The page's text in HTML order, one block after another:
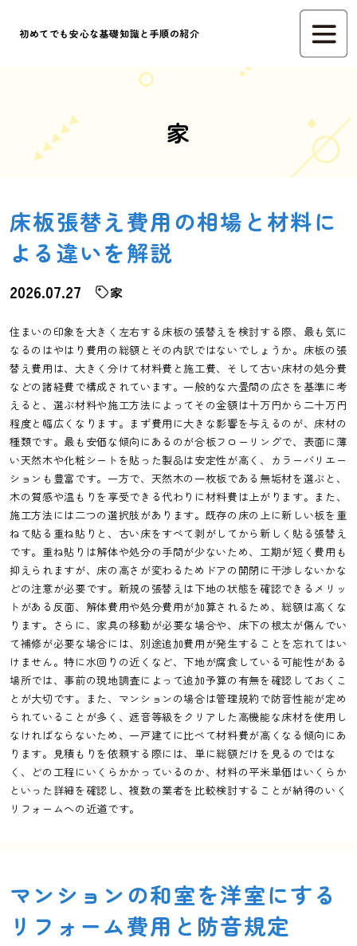
初めてでも安心な基礎知識と手順の紹介
家
床板張替え費用の相場と材料に
よる違いを解説
2026.07.27 家
住まいの印象を大きく左右する床板の張替えを検討する際、最も気に
なるのはやはり費用の総額とその内訳ではないでしょうか。床板の張
替え費用は、大きく分けて材料費と施工費、そして古い床材の処分費
などの諸経費で構成されています。一般的な六畳間の広さを基準に考
えると、選ぶ材料や施工方法によってその金額は十万円から二十万円
程度と幅広くなります。まず費用に大きな影響を与えるのが、床材の
種類です。最も安価な傾向にあるのが合板フローリングで、表面に薄
い天然木や化粧シートを貼った製品は安定性が高く、カラーバリエー
ションも豊富です。一方で、天然木の一枚板である無垢材を選ぶと、
木の質感や温もりを享受できる代わりに材料費は上がります。また、
施工方法には二つの選択肢があります。既存の床の上に新しい板を重
ねて貼る重ね貼りと、古い床をすべて剥がしてから新しく貼る張替え
です。重ね貼りは解体や処分の手間が少ないため、工期が短く費用も
抑えられますが、床の高さが変わるためドアの開閉に干渉しないかな
どの注意が必要です。新規の張替えは下地の状態を確認できるメリッ
トがある反面、解体費用や処分費用が加算されるため、総額は高くな
ります。さらに、家具の移動が必要な場合や、床下の根太が傷んでい
て補修が必要な場合には、別途追加費用が発生することを忘れてはい
けません。特に水回りの近くなど、下地が腐食している可能性がある
場所では、事前の現地調査によって追加予算の有無を確認しておくこ
とが大切です。また、マンションの場合は管理規約で防音性能が定め
られていることが多く、遮音等級をクリアした高機能な床材を使用し
なければならないため、一戸建てに比べて材料費が高くなる傾向にあ
ります。見積もりを依頼する際には、単に総額だけを見るのではな
く、どの工程にいくらかかっているのか、材料の平米単価はいくらか
といった詳細を確認し、複数の業者を比較検討することが納得のいく
リフォームへの近道です。
マンションの和室を洋室にする
リフォーム費用と防音規定